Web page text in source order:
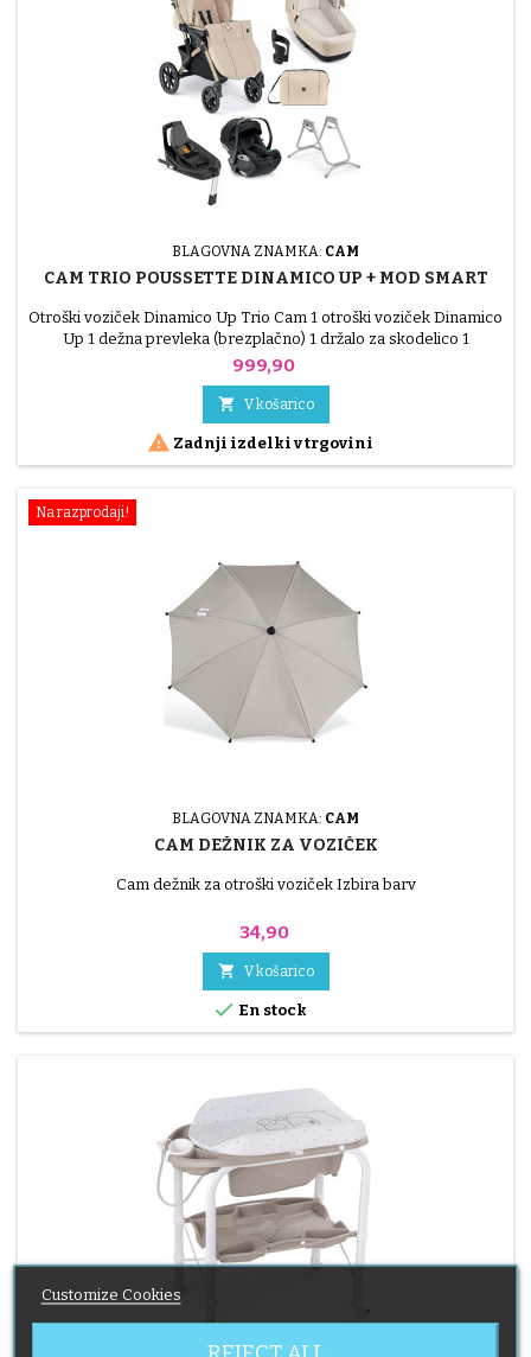
BLAGOVNA ZNAMKA: CAM
CAM TRIO POUSSETTE DINAMICO UP + MOD SMART
Otroški voziček Dinamico Up Trio Cam 1 otroški voziček Dinamico
Up 1 dežna prevleka (brezplačno) 1 držalo za skodelico 1
prenosni voziček Mod Smart 1 ležalnik velikosti I z dvopoložajnim
1 držalo za prenosni voziček
Cena
999,90
 V košarico
 Zadnji izdelki v trgovini
Na razprodaji!
BLAGOVNA ZNAMKA: CAM
CAM DEŽNIK ZA VOZIČEK
Cam dežnik za otroški voziček Izbira barv
Cena
34,90
 V košarico
 En stock
Customize Cookies